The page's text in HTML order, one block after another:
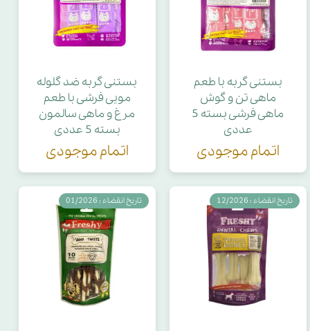
بستنی گربه با طعم
ماهی تن و گوش
ماهی فرشی بسته 5
عددی
اتمام موجودی
بستنی گربه ضد گلوله
مویی فرشی با طعم
مرغ و ماهی سالمون
بسته 5 عددی
اتمام موجودی
تاریخ انقضاء : 12/2026 تاریخ انقضاء : 01/2026